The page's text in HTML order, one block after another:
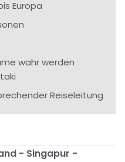
Europa
wahr werden
Reiseleitung
- Singapur -